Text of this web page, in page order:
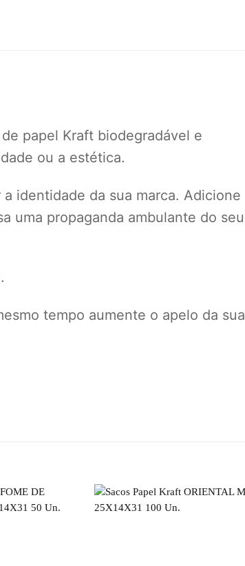
papel Kraft biodegradável e
ou a estética.
identidade da sua marca. Adicione
uma propaganda ambulante do seu
tempo aumente o apelo da sua